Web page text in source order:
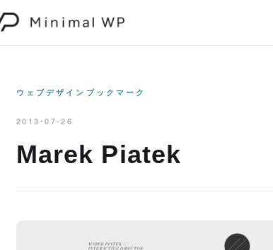
ウェブデザインブックマーク
2013-07-26
Marek Piatek